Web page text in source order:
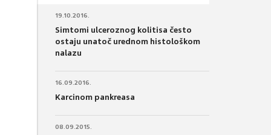
19.10.2016.
Simtomi ulceroznog kolitisa često
ostaju unatoč urednom histološkom
nalazu
16.09.2016.
Karcinom pankreasa
08.09.2015.